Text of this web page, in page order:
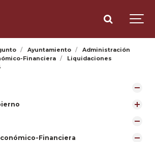
Ayuntamiento
Administración
Financiera
Liquidaciones
Financiera